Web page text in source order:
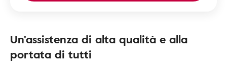
Un'assistenza di alta qualità e alla
portata di tutti